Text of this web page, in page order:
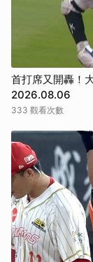
首打席又開轟！
2026.08.06
333 觀看次數